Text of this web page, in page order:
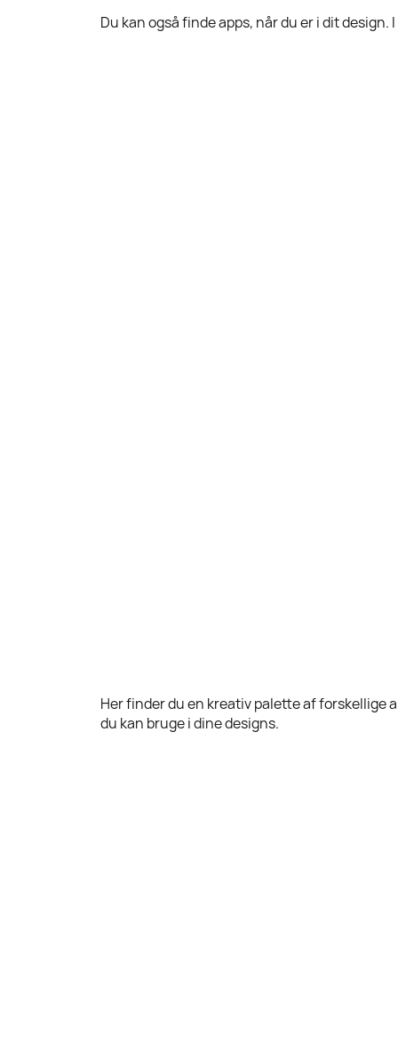
Du kan også finde apps, når du er i dit
Her finder du en kreativ palette af forskellige
du kan bruge i dine designs.